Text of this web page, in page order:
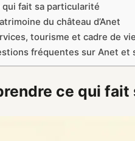
fait sa particularité
du château d’Anet
tourisme et cadre de vie
fréquentes sur Anet et
ce qui